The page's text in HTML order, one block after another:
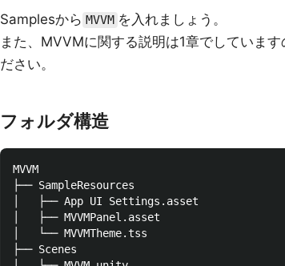
Samplesから MVVM を入れましょう。
また、MVVMに関する説明は1章でしていま
ださい。
フォルダ構造
MVVM
├── SampleResources
│   ├── App UI Settings.asset
│   ├── MVVMPanel.asset
│   └── MVVMTheme.tss
├── Scenes